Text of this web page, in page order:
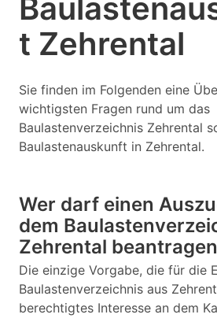
t Zehrental
Sie finden im Folgenden eine
wichtigsten Fragen rund um das
Baulastenverzeichnis Zehrental
Baulastenauskunft in Zehrental.
Wer darf einen
dem
Zehrental
Die einzige Vorgabe, die für die
Baulastenverzeichnis aus
berechtigtes Interesse an dem